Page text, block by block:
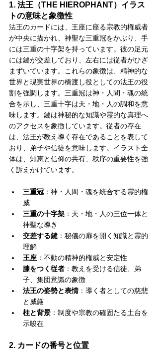
1. 法王（THE HIEROPHANT）イラス
トの意味と象徴性
法王のカードには、王座に座る宗教的権威者
が中央に描かれ、神聖な三重冠をかぶり、手
には三重の十字架を持っています。彼の足元
には鍵が交差しており、左右には従者がひざ
まずいています。これらの象徴は、精神的な
世界と現実世界の橋渡し役としての法王の役
割を強調します。三重冠は神・人間・魂の統
合を示し、三重十字は天・地・人の調和を意
味します。鍵は神秘的な知識や霊的な真理へ
のアクセスを象徴しています。従者の存在
は、法王が教え導く存在であることを表して
おり、弟子や信徒を意味します。イラスト全
体は、知恵と信仰の共有、秩序の重要性を強
く訴えかけています。
三重冠 ：神・人間・魂を統合する霊的権
威
三重の十字架 ：天・地・人の三位一体と
神聖な導き
交差する鍵 ：秘儀の扉を開く知識と霊的
理解
王座 ：不動の精神的権威と安定性
膝をつく従者 ：教えを受ける信徒、弟
子、集団意識の象徴
法王の姿勢と表情：導く者としての慈悲
と威厳
柱と背景 ：制度や宗教の確固たる土台を
示唆在
2. カードの番号と位置